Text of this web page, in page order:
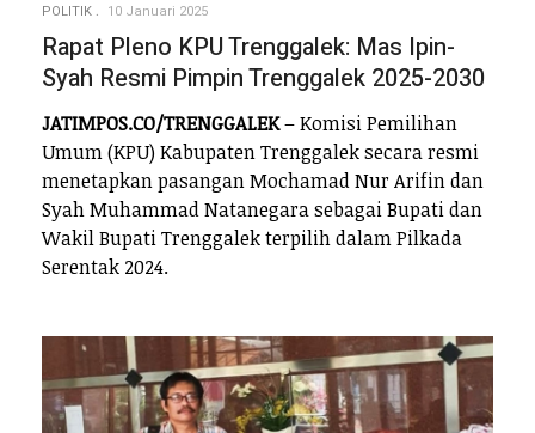
POLITIK 10 Januari 2025
Rapat Pleno KPU Trenggalek: Mas Ipin-
Syah Resmi Pimpin Trenggalek 2025-2030
JATIMPOS.CO/TRENGGALEK– Komisi Pemilihan
Umum (KPU) Kabupaten Trenggalek secara resmi
menetapkan pasangan Mochamad Nur Arifin dan
Syah Muhammad Natanegara sebagai Bupati dan
Wakil Bupati Trenggalek terpilih dalam Pilkada
Serentak 2024.